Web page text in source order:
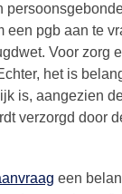
een pgb aan te
Voor zorg
het is
is, aangezien
verzorgd door
een